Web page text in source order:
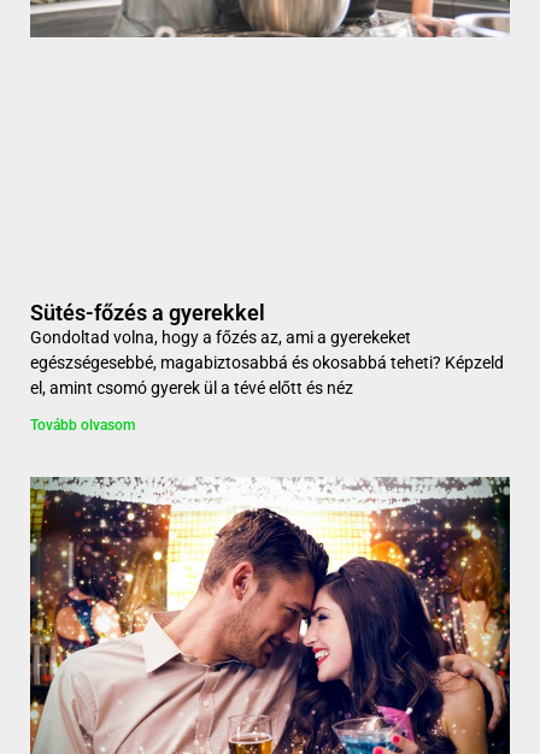
Sütés-főzés a gyerekkel
Gondoltad volna, hogy a főzés az, ami a gyerekeket
egészségesebbé, magabiztosabbá és okosabbá teheti? Képzeld
el, amint csomó gyerek ül a tévé előtt és néz
Tovább olvasom